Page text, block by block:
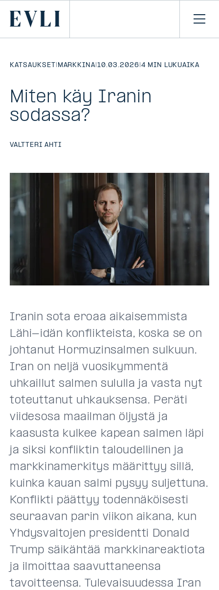
Primary
Avaa
KATSAUKSET | MARKKINA|10.03.2026 |4 MIN LUKUAIKA
Miten käy Iranin
sodassa?
VALTTERI AHTI
Iranin sota eroaa aikaisemmista
Lähi-idän konflikteista, koska se on
johtanut Hormuzinsalmen sulkuun.
Iran on neljä vuosikymmentä
uhkaillut salmen sululla ja vasta nyt
toteuttanut uhkauksensa. Peräti
viidesosa maailman öljystä ja
kaasusta kulkee kapean salmen läpi
ja siksi konfliktin taloudellinen ja
markkinamerkitys määrittyy sillä,
kuinka kauan salmi pysyy suljettuna.
Konflikti päättyy todennäköisesti
seuraavan parin viikon aikana, kun
Yhdysvaltojen presidentti Donald
Trump säikähtää markkinareaktiota
ja ilmoittaa saavuttaneensa
tavoitteensa. Tulevaisuudessa Iran